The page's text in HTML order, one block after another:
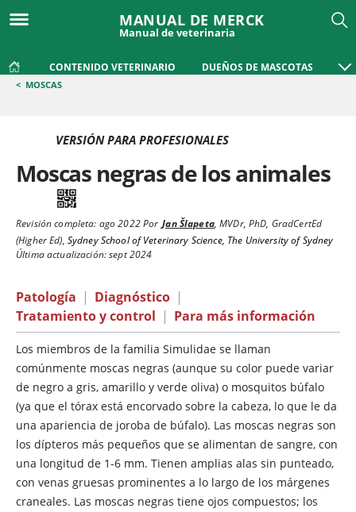
MANUAL DE MERCK
Manual de veterinaria
CONTENIDO VETERINARIO DUEÑOS DE MASCOTAS
< MOSCAS
VERSIÓN PARA PROFESIONALES
Moscas negras de los animales
Revisión completa: ago 2022Por Jan Šlapeta,MVDr, PhD, GradCertEd
(Higher Ed), Sydney School of Veterinary Science, The University of Sydney
Última actualización: sept 2024
Patología | Diagnóstico |
Tratamiento y control | Para más información
Los miembros de la familia Simulidae se llaman
comúnmente moscas negras (aunque su color puede variar
de negro a gris, amarillo y verde oliva) o mosquitos búfalo
(ya que el tórax está encorvado sobre la cabeza, lo que le da
una apariencia de joroba de búfalo). Las moscas negras son
los dípteros más pequeños que se alimentan de sangre, con
una longitud de 1-6 mm. Tienen amplias alas sin punteado,
con venas gruesas prominentes a lo largo de los márgenes
craneales. Las moscas negras tiene ojos compuestos; los